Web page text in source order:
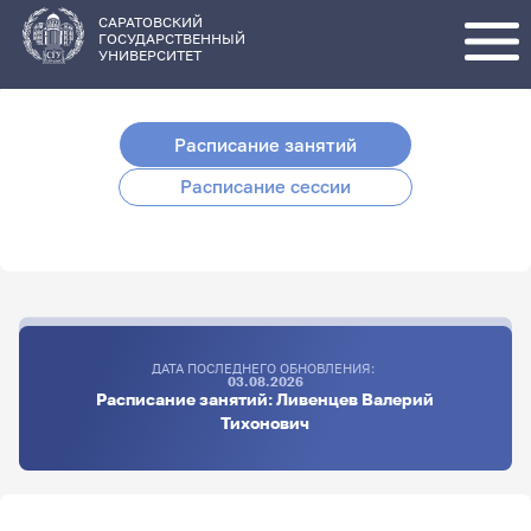
основному
содержанию
САРАТОВСКИЙ
ГОСУДАРСТВЕННЫЙ
УНИВЕРСИТЕТ
Расписание занятий
Расписание сессии
ДАТА ПОСЛЕДНЕГО ОБНОВЛЕНИЯ:
03.08.2026
Расписание занятий: Ливенцев Валерий
Тихонович